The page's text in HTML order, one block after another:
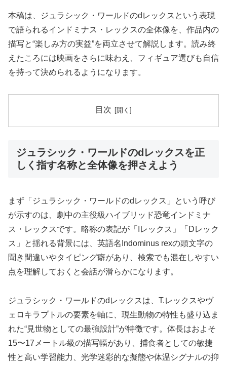
本稿は、ジュラシック・ワールドのdレックスという表現
で語られるインドミナス・レックスの全体像を、作品内の
描写と“楽しみ方の実益”を両立させて解説します。読み終
えたころには映画をさらに味わえ、フィギュア選びも自信
を持って決められるようになります。
目次
ジュラシック・ワールドのdレックスを正
しく指す名称と全体像を押さえよう
まず「ジュラシック・ワールドのdレックス」という呼び
が示すのは、劇中の主役級ハイブリッド恐竜インドミナ
ス・レックスです。略称の表記が「Iレックス」「Dレック
ス」と揺れる背景には、英語名Indominus rexの頭文字の
聞き間違いやタイピング癖があり、検索でも混在しやすい
点を理解しておくと会話が滑らかになります。
ジュラシック・ワールドのdレックスは、T.レックスやヴ
ェロキラプトルの要素を軸に、現生動物の特性も盛り込ま
れた“見世物としての最強設計”が特徴です。体長はおよそ
15〜17メートル級の描写幅があり、捕食者としての敏捷
性と高い学習能力、光学迷彩的な擬態や体温シグナルの抑